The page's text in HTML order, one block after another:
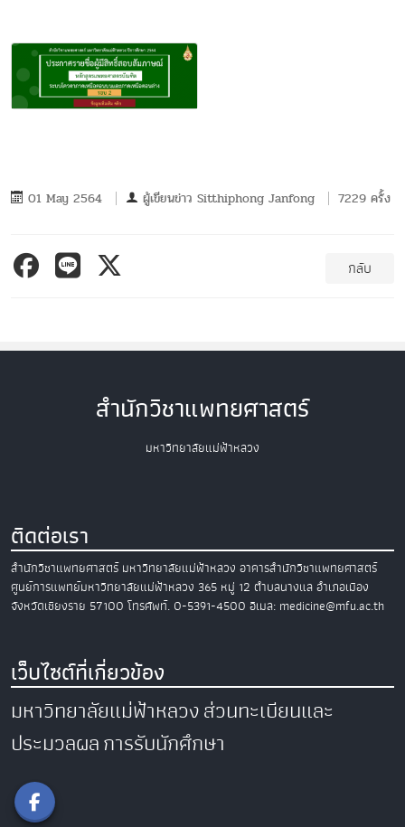
01 May 2564 ผู้เขียนข่าว Sitthiphong Janfong 7229 ครั้ง
กลับ
สำนักวิชาแพทยศาสตร์
มหาวิทยาลัยแม่ฟ้าหลวง
ติดต่อเรา
สำนักวิชาแพทยศาสตร์ มหาวิทยาลัยแม่ฟ้าหลวง อาคารสำนักวิชาแพทยศาสตร์
ศูนย์การแพทย์มหาวิทยาลัยแม่ฟ้าหลวง 365 หมู่ 12 ตำบลนางแล อำเภอเมือง
จังหวัดเชียงราย 57100 โทรศัพท์. 0-5391-4500 อีเมล: medicine@mfu.ac.th
เว็บไซต์ที่เกี่ยวข้อง
มหาวิทยาลัยแม่ฟ้าหลวงส่วนทะเบียนและ
ประมวลผลการรับนักศึกษา